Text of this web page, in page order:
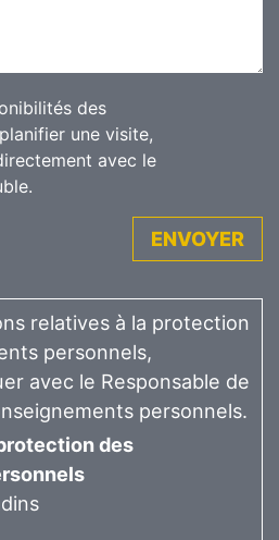
des
une visite,
avec le
ENVOYER
relatives à la protection
personnels,
avec le Responsable de
personnels.
des